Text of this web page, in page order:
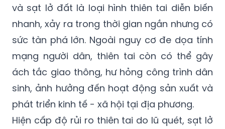
và sạt lở đất là loại hình thiên tai diễn biến
nhanh, xảy ra trong thời gian ngắn nhưng có
sức tàn phá lớn. Ngoài nguy cơ đe dọa tính
mạng người dân, thiên tai còn có thể gây
ách tắc giao thông, hư hỏng công trình dân
sinh, ảnh hưởng đến hoạt động sản xuất và
phát triển kinh tế - xã hội tại địa phương.
Hiện cấp độ rủi ro thiên tai do lũ quét, sạt lở